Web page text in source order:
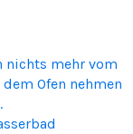
nichts mehr vom
Ofen nehmen